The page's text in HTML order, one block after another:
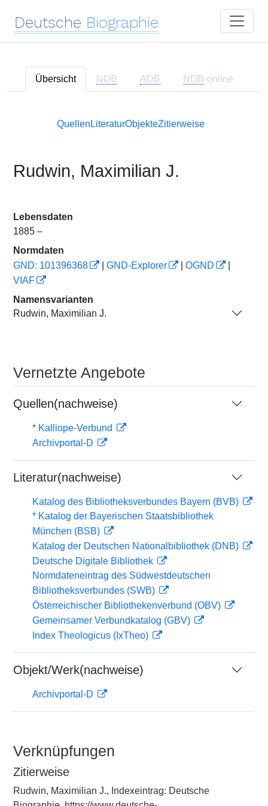
Deutsche Biographie
Übersicht NDB ADB NDB-online
Quellen LiteraturObjekteZitierweise
Rudwin, Maximilian J.
Lebensdaten
1885 –
Normdaten
GND: 101396368
GND-Explorer OGND
VIAF
Namensvarianten
Rudwin, Maximilian J.
Vernetzte Angebote
Quellen(nachweise)
* Kalliope-Verbund
Archivportal-D
Literatur(nachweise)
Katalog des Bibliotheksverbundes Bayern (BVB)
* Katalog der Bayerischen Staatsbibliothek
München (BSB)
Katalog der Deutschen Nationalbibliothek (DNB)
Deutsche Digitale Bibliothek
Normdateneintrag des Südwestdeutschen
Bibliotheksverbundes (SWB)
Österreichischer Bibliothekenverbund (OBV)
Gemeinsamer Verbundkatalog (GBV)
Index Theologicus (IxTheo)
Objekt/Werk(nachweise)
Archivportal-D
Verknüpfungen
Zitierweise
Rudwin, Maximilian J., Indexeintrag: Deutsche